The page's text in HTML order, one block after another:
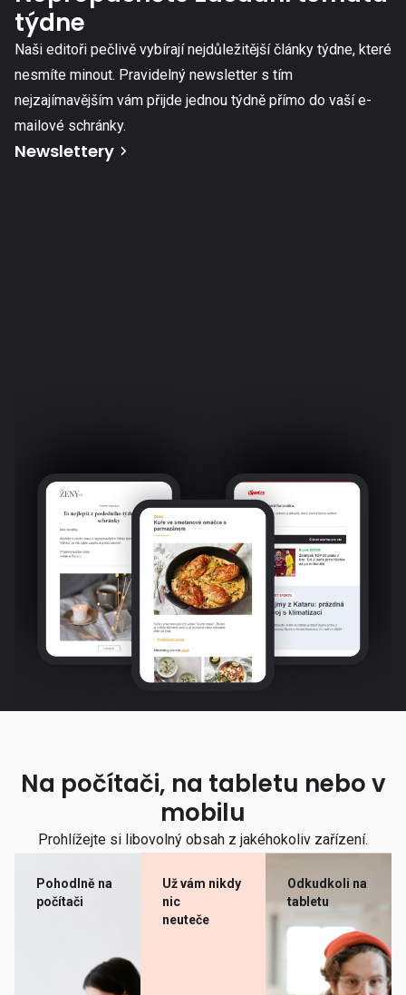
týdne
Naši editoři pečlivě vybírají nejdůležitější články týdne, které
nesmíte minout. Pravidelný newsletter s tím
nejzajímavějším vám přijde jednou týdně přímo do vaší e-
mailové schránky.
Newslettery
Na počítači, na tabletu nebo v
mobilu
Prohlížejte si libovolný obsah z jakéhokoliv zařízení.
Pohodlně na
počítači
Už vám nikdy
nic
neuteče
Odkudkoli na
tabletu